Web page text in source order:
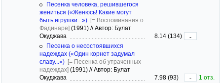
Песенка человека, решившегося
жениться («Женюсь! Какие могут
быть игрушки...») [= Воспоминания о
Фадинаре] (1991) //Автор: Булат
Окуджава
8.14 (134)
-
Песенка о несостоявшихся
надеждах («Один корнет задумал
славу...») [= Песенка об утраченных
надеждах] (1991) //Автор: Булат
Окуджава
7.98 (93) -
1 отз.